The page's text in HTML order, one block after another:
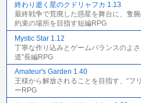
終わり逝く星のクドリャフカ 1.13
最終戦争で荒廃した惑星を舞台に、隻
約束の場所を目指す短編RPG
Mystic Star 1.12
丁寧な作り込みとゲームバランスのよ
道”長編RPG
Amateur's Garden 1.40
王様から解放されることを目指す、“フ
ーRPG